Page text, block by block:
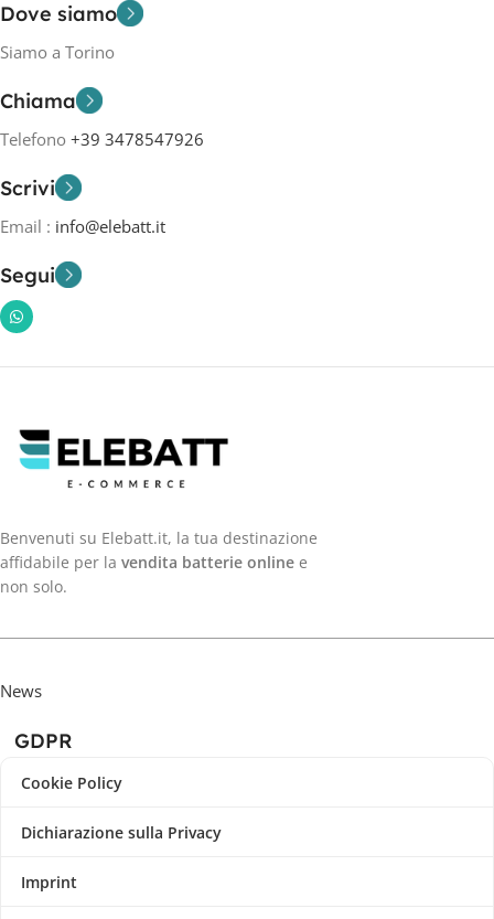
Dove siamo
Siamo a Torino
Chiama
Telefono +39 3478547926
Scrivi
Email : info@elebatt.it
Segui
Benvenuti su Elebatt.it, la tua destinazione
affidabile per la vendita batterie online e
non solo.
News
GDPR
Cookie Policy
Dichiarazione sulla Privacy
Imprint